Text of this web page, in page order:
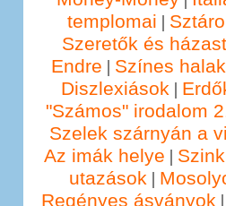
templomai |
Szeretők és
Endre | Színes
Diszlexiások |
"Számos" irodalom
Szelek szárnyán a
Az imák helye |
utazások |
Regényes ásványok